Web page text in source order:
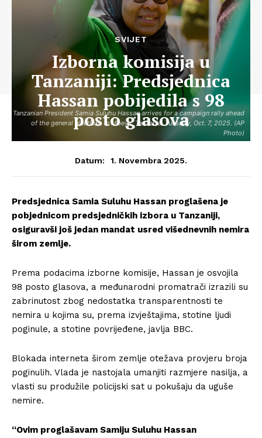
Tanzanian President Samia Suluhu Hassan arrives for a campaign rally ahead
of the general elections in Mbeya, Tanzania, Tuesday, Oct. 7, 2025. (AP
Photo)
SVIJET
Izborna komisija u
Tanzaniji: Predsjednica
Hassan pobijedila s 98
posto glasova
Datum: 1. Novembra 2025.
Predsjednica Samia Suluhu Hassan proglašena je
pobjednicom predsjedničkih izbora u Tanzaniji,
osiguravši još jedan mandat usred višednevnih nemira
širom zemlje.
Prema podacima izborne komisije, Hassan je osvojila
98 posto glasova, a međunarodni promatrači izrazili su
zabrinutost zbog nedostatka transparentnosti te
nemira u kojima su, prema izvještajima, stotine ljudi
poginule, a stotine povrijeđene, javlja BBC.
Blokada interneta širom zemlje otežava provjeru broja
poginulih. Vlada je nastojala umanjiti razmjere nasilja, a
vlasti su produžile policijski sat u pokušaju da uguše
nemire.
“Ovim proglašavam Samiju Suluhu Hassan